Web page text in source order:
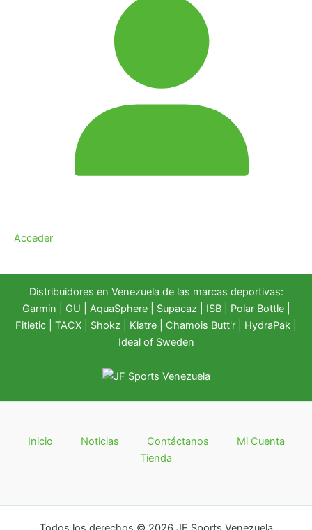
Acceder
Distribuidores en Venezuela de las marcas deportivas:
Garmin
GU AquaSphere| Supacaz | ISB | Polar Bottle|
Fitletic
TACX Shokz Klatre Chamois Butt'r HydraPak
Ideal of Sweden
Inicio Noticias Contáctanos
Mi Cuenta
Tienda